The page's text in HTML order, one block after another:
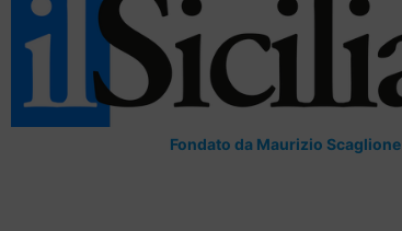
Fondato da Maurizio Scaglione